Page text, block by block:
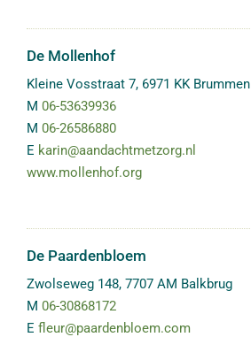
De Mollenhof
Kleine Vosstraat 7, 6971 KK Brummen
M 06-53639936
M 06-26586880
E karin@aandachtmetzorg.nl
www.mollenhof.org
De Paardenbloem
Zwolseweg 148, 7707 AM Balkbrug
M 06-30868172
E fleur@paardenbloem.com